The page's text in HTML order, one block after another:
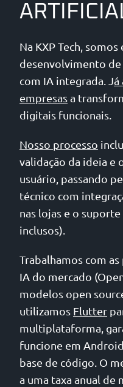
Na KXP Tech,
desenvolvimento
com IA integrada. Já
empresasa
digitais funcionais.
Nosso processo
validação da ideia e
usuário, passando
técnico com
nas lojas e o
inclusos).
Trabalhamos com
IA do mercado
modelos open
utilizamos Flutter
multiplataforma,
funcione em
base de código. O
a uma taxa anual de